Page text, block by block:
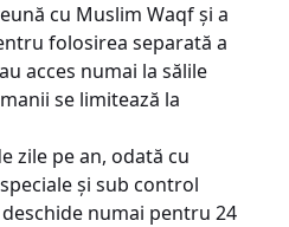
cu Muslim Waqf și a
folosirea separată a
acces numai la sălile
se limitează la
zile pe an, odată cu
și sub control
numai pentru 24